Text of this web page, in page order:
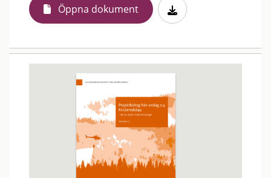
Öppna dokument